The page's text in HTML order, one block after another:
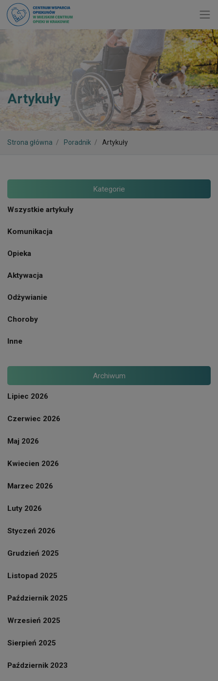
Artykuły
Strona główna Poradnik Artykuły
Kategorie
Wszystkie artykuły
Komunikacja
Opieka
Aktywacja
Odżywianie
Choroby
Inne
Archiwum
Lipiec 2026
Czerwiec 2026
Maj 2026
Kwiecien 2026
Marzec 2026
Luty 2026
Styczeń 2026
Grudzień 2025
Listopad 2025
Październik 2025
Wrzesień 2025
Sierpień 2025
Październik 2023